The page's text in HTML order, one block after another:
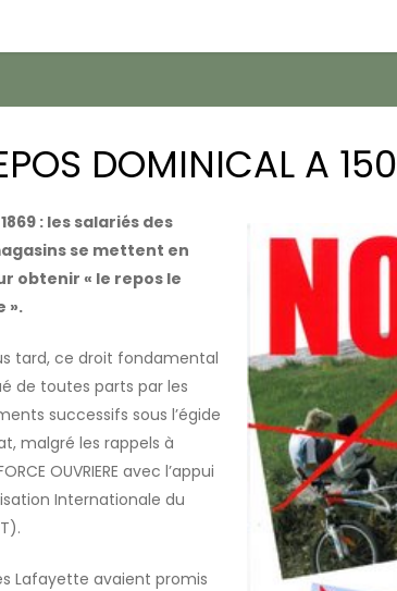
DOMINICAL A
: les salariés des
se mettent en
obtenir « le repos le
».
tard, ce droit fondamental
de toutes parts par les
successifs sous l’égide
malgré les rappels à
OUVRIERE avec l’appui
Internationale du
Lafayette avaient promis